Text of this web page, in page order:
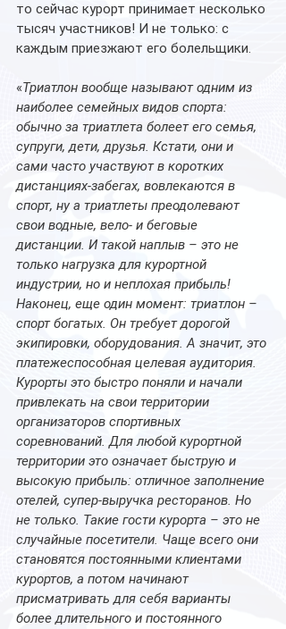
то сейчас курорт принимает несколько
тысяч участников! И не только: с
каждым приезжают его болельщики.
«Триатлон вообще называют одним из
наиболее семейных видов спорта:
обычно за триатлета болеет его семья,
супруги, дети, друзья. Кстати, они и
сами часто участвуют в коротких
дистанциях-забегах, вовлекаются в
спорт, ну а триатлеты преодолевают
свои водные, вело- и беговые
дистанции. И такой наплыв – это не
только нагрузка для курортной
индустрии, но и неплохая прибыль!
Наконец, еще один момент: триатлон –
спорт богатых. Он требует дорогой
экипировки, оборудования. А значит, это
платежеспособная целевая аудитория.
Курорты это быстро поняли и начали
привлекать на свои территории
организаторов спортивных
соревнований. Для любой курортной
территории это означает быструю и
высокую прибыль: отличное заполнение
отелей, супер-выручка ресторанов. Но
не только. Такие гости курорта – это не
случайные посетители. Чаще всего они
становятся постоянными клиентами
курортов, а потом начинают
присматривать для себя варианты
более длительного и постоянного